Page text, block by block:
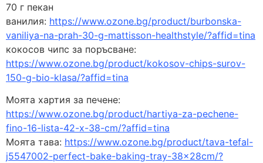
70 г пекан
ванилия: https://www.ozone.bg/product/burbonska-
vaniliya-na-prah-30-g-mattisson-healthstyle/?affid=tina
кокосов чипс за поръсване:
https://www.ozone.bg/product/kokosov-chips-surov-
150-g-bio-klasa/?affid=tina
Моята хартия за печене:
https://www.ozone.bg/product/hartiya-za-pechene-
fino-16-lista-42-x-38-cm/?affid=tina
Моята тава: https://www.ozone.bg/product/tava-tefal-
j5547002-perfect-bake-baking-tray-38x28cm/?